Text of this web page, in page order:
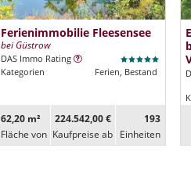
Ferienimmobilie Fleesensee
bei Güstrow
DAS Immo Rating
Kategorien
Ferien, Bestand
62,20 m²
Fläche von
224.542,00 €
Kaufpreise ab
193
Ein­heiten